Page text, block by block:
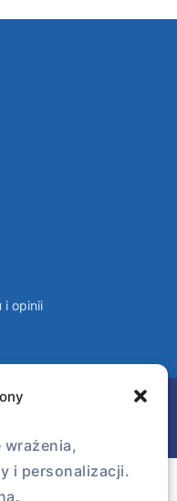
wrażenia,
i personalizacji.
i opinii